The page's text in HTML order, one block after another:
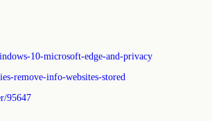
10-microsoft-edge-and-privacy
remove-info-websites-stored
95647